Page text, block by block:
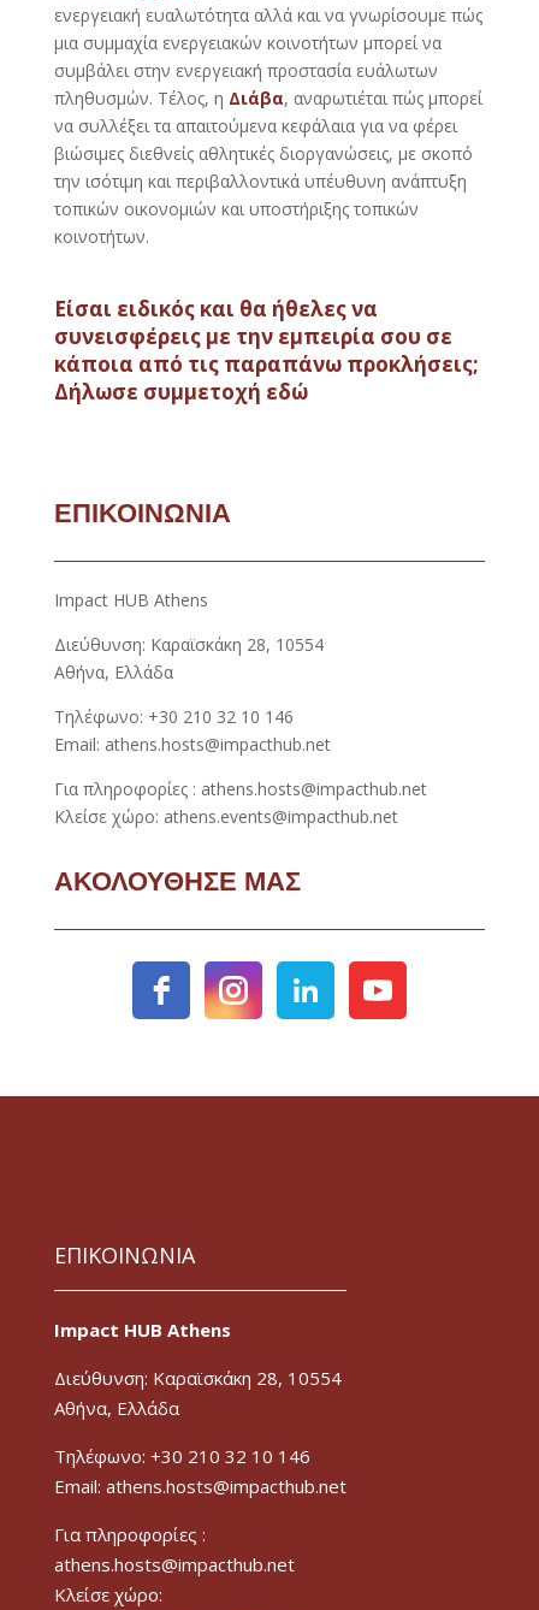
ενεργειακή ευαλωτότητα αλλά και να γνωρίσουμε πώς
μια συμμαχία ενεργειακών κοινοτήτων μπορεί να
συμβάλει στην ενεργειακή προστασία ευάλωτων
πληθυσμών. Τέλος, η Διάβα, αναρωτιέται πώς μπορεί
να συλλέξει τα απαιτούμενα κεφάλαια για να φέρει
βιώσιμες διεθνείς αθλητικές διοργανώσεις, με σκοπό
την ισότιμη και περιβαλλοντικά υπέυθυνη ανάπτυξη
τοπικών οικονομιών και υποστήριξης τοπικών
κοινοτήτων.
Είσαι ειδικός και θα ήθελες να
συνεισφέρεις με την εμπειρία σου σε
κάποια από τις παραπάνω προκλήσεις;
Δήλωσε συμμετοχή εδώ
ΕΠΙΚΟΙΝΩΝΙΑ
Impact HUB Athens
Διεύθυνση: Καραϊσκάκη 28, 10554
Αθήνα, Ελλάδα
Τηλέφωνο: +30 210 32 10 146
Email: athens.hosts@impacthub.net
Για πληροφορίες : athens.hosts@impacthub.net
Κλείσε χώρο: athens.events@impacthub.net
ΑΚΟΛΟΥΘΗΣΕ ΜΑΣ
ΕΠΙΚΟΙΝΩΝΙΑ
Impact HUB Athens
Διεύθυνση: Καραϊσκάκη 28, 10554
Αθήνα, Ελλάδα
Τηλέφωνο: +30 210 32 10 146
Email: athens.hosts@impacthub.net
Για πληροφορίες :
athens.hosts@impacthub.net
Κλείσε χώρο: